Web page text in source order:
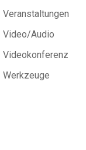
Veranstaltungen
Video/Audio
Videokonferenz
Werkzeuge